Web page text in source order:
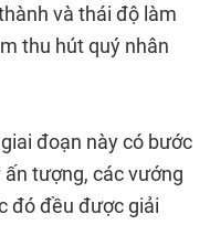
và thái độ làm
thu hút quý nhân
đoạn này có bước
tượng, các vướng
đó đều được giải